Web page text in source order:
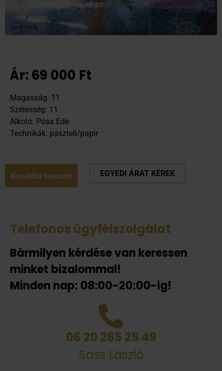
Ár: 69 000 Ft
Magasság: 11
Szélesség: 11
Alkotó: Pósa Ede
Technikák: pasztell/papír
Kosárba teszem EGYEDI ÁRAT KÉREK
Telefonos ügyfélszolgálat
Bármilyen kérdése van keressen
minket bizalommal!
Minden nap: 08:00-20:00-ig!
06 20 265 25 49
Sass László